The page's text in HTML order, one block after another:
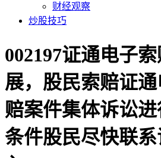
财经观察
炒股技巧
002197证通电子
展，股民索赔证
赔案件集体诉讼
条件股民尽快联